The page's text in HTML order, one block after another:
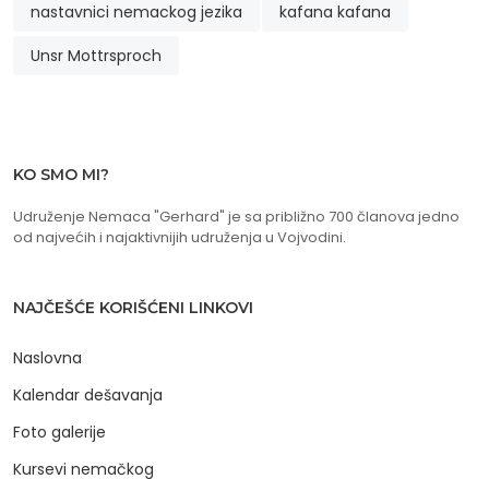
nastavnici nemackog jezika
kafana kafana
Unsr Mottrsproch
KO SMO MI?
Udruženje Nemaca "Gerhard" je sa približno 700 članova jedno
od najvećih i najaktivnijih udruženja u Vojvodini.
NAJČEŠĆE KORIŠĆENI LINKOVI
Naslovna
Kalendar dešavanja
Foto galerije
Kursevi nemačkog